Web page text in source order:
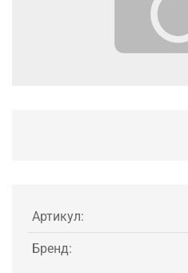
Артикул:
Бренд: